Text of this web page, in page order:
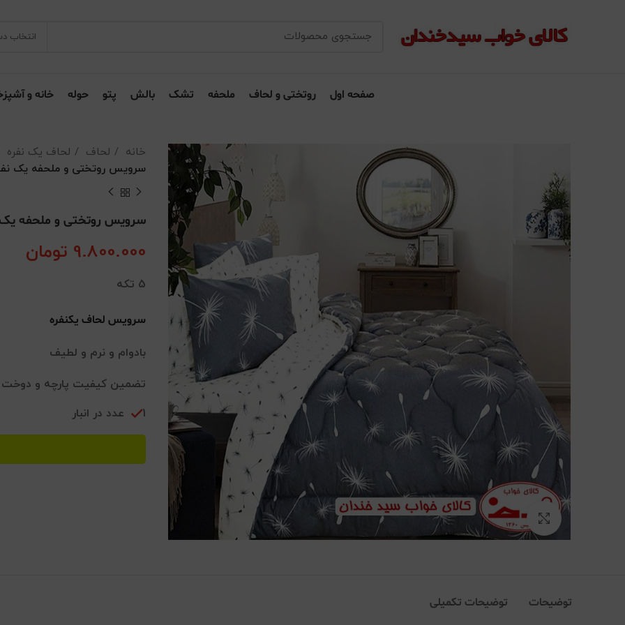
انتخاب
صفحه اول روتختی و لحاف ملحفه تشک بالش پتو حوله خانه و
بزرگنمایی تصویر
خانه لحاف لحاف یک نفره
سرویس روتختی و ملحفه یک
سرویس روتختی و ملحفه
9.800.000 تومان
5 تکه
سرویس لحاف یکنفره
بادوام و نرم و لطیف
تضمین کیفیت پارچه و دوخت
1 عدد در انبار
توضیحات توضیحات تکمیلی